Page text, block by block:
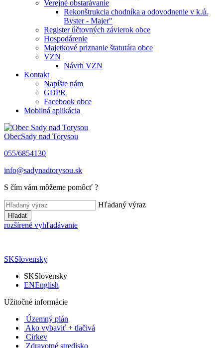
Verejné obstarávanie
Rekonštrukcia chodníka a odovodnenie v k.ú.
Byster - Majer"
Register účtovných závierok obce
Hospodárenie
Majetkové priznanie štatutára obce
VZN
Návrh VZN
Kontakt
Napíšte nám
GDPR
Facebook obce
Mobilná aplikácia
ObecSady nad Torysou
055/6854130
info@sadynadtorysou.sk
S čím vám môžeme pomôcť ?
Hľadaný výraz
Hľadať
rozšírené vyhľadávanie
SKSlovensky
SKSlovensky
ENEnglish
Užitočné informácie
Územný plán
Ako vybaviť + tlačivá
Cirkev
Zdravotné stredisko